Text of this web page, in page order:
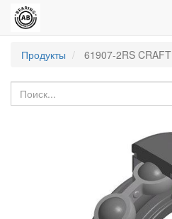
Продукты
61907-2RS CRAFT